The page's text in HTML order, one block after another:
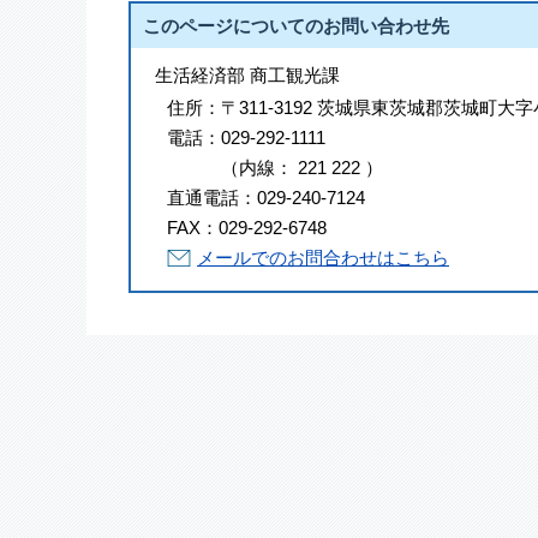
このページについてのお問い合わせ先
生活経済部 商工観光課
住所： 〒311-3192 茨城県東茨城郡茨城町大
電話： 029-292-1111
（内線 ： 221 222 ）
直通電話： 029-240-7124
FAX： 029-292-6748
メールでのお問合わせはこちら